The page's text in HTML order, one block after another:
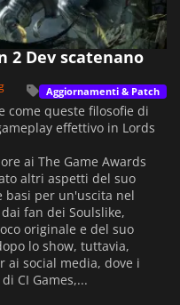
2 Dev scatenano
Aggiornamenti & Patch
come queste filosofie di
effettivo in Lords
ai The Game Awards
altri aspetti del suo
basi per un'uscita nel
fan dei Soulslike,
originale e del suo
lo show, tuttavia,
ai social media, dove i
CI Games,...